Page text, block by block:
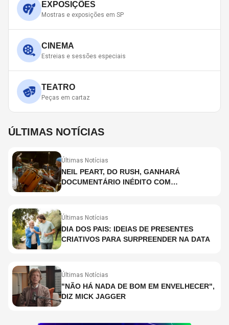
EXPOSIÇÕES
Mostras e exposições em SP
CINEMA
Estreias e sessões especiais
TEATRO
Peças em cartaz
ÚLTIMAS NOTÍCIAS
Últimas Notícias
NEIL PEART, DO RUSH, GANHARÁ
DOCUMENTÁRIO INÉDITO COM
Últimas Notícias
DIA DOS PAIS: IDEIAS DE PRESENTES
CRIATIVOS PARA SURPREENDER NA DATA
Últimas Notícias
"NÃO HÁ NADA DE BOM EM ENVELHECER",
DIZ MICK JAGGER